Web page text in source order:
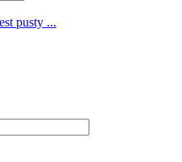
pusty ...